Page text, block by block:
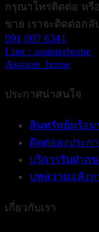
กรุณาโทรติดต่อ หรื
ขาย เราจะติดต่อก
091 007 6341
Line : assisterhome
Assister_home
ประกาศน่าสนใจ
สินทรัพย์พร้อม
ติดต่อลงประก
บริการรับฝาก
บทความอสังห
เกี่ยวกับเรา